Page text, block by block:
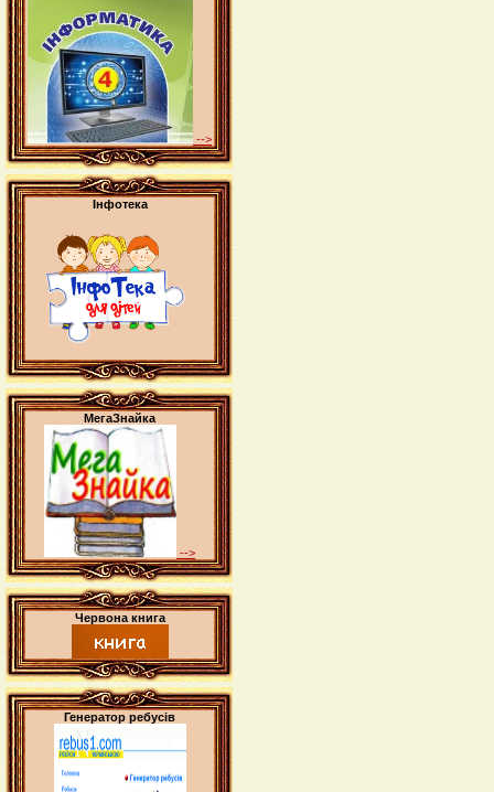
-->
Інфотека
МегаЗнайка
-->
Червона книга
Генератор ребусів